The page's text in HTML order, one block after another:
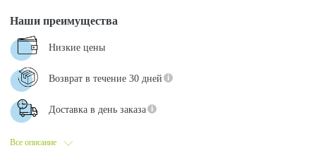
Все описание
Наши преимущества
Низкие цены
Возврат в течение 30 дней
Доставка в день заказа